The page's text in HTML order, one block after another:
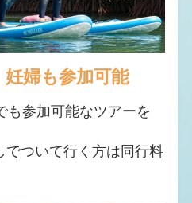
婦も参加可能
も参加可能なツアーを
でついて行く方は同行料